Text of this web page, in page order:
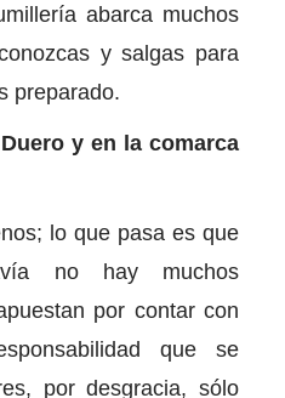
abarca muchos
y salgas para
preparado.
y en la comarca
lo que pasa es que
no hay muchos
por contar con
que se
por desgracia, sólo